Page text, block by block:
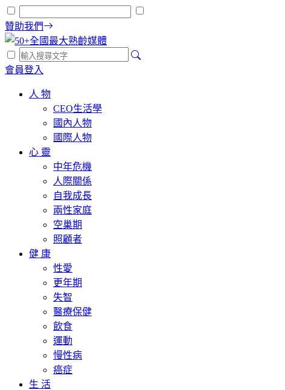
贊助我們
會員登入
人 物
CEO生活學
國內人物
國際人物
心 靈
中年危機
人際關係
自我成長
兩性家庭
空巢期
照顧者
健 康
性愛
更年期
失智
醫療保健
飲食
運動
慢性病
癌症
生 活